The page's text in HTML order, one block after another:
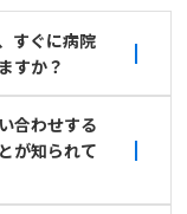
すぐに病院
すか？
合わせする
が知られて